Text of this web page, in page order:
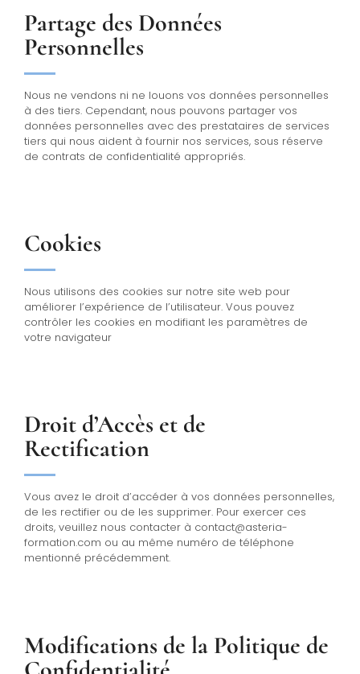
Partage des Données
Personnelles
Nous ne vendons ni ne louons vos données personnelles
à des tiers. Cependant, nous pouvons partager vos
données personnelles avec des prestataires de services
tiers qui nous aident à fournir nos services, sous réserve
de contrats de confidentialité appropriés.
Cookies
Nous utilisons des cookies sur notre site web pour
améliorer l’expérience de l’utilisateur. Vous pouvez
contrôler les cookies en modifiant les paramètres de
votre navigateur
Droit d’Accès et de
Rectification
Vous avez le droit d’accéder à vos données personnelles,
de les rectifier ou de les supprimer. Pour exercer ces
droits, veuillez nous contacter à contact@asteria-
formation.com ou au même numéro de téléphone
mentionné précédemment.
Modifications de la Politique de